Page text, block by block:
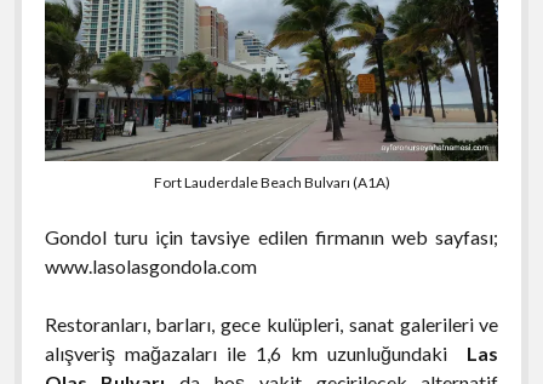
Fort Lauderdale Beach Bulvarı (A1A)
Gondol turu için tavsiye edilen firmanın web sayfası;
www.lasolasgondola.com
Restoranları, barları, gece kulüpleri, sanat galerileri ve
alışveriş mağazaları ile 1,6 km uzunluğundaki Las